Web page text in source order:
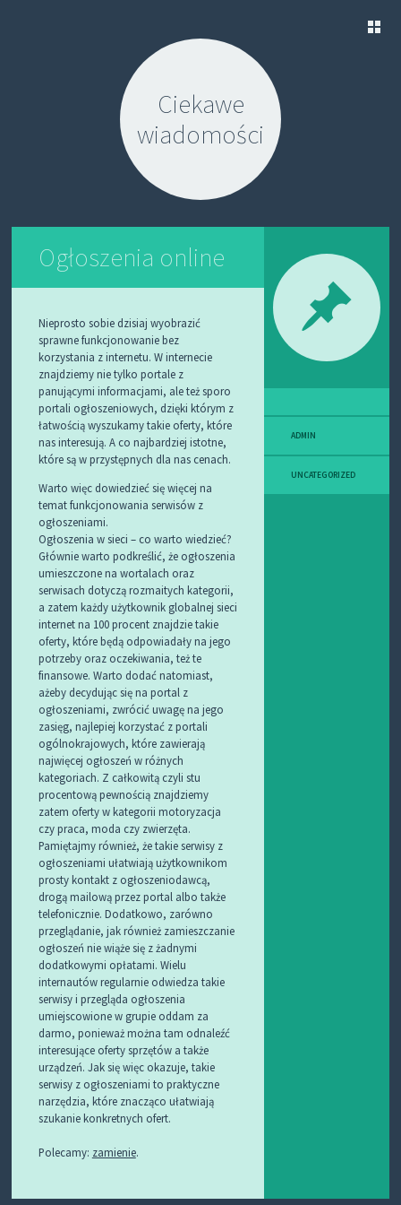
Ciekawe
wiadomości
Ogłoszenia online
Nieprosto sobie dzisiaj wyobrazić
sprawne funkcjonowanie bez
korzystania z internetu. W internecie
znajdziemy nie tylko portale z
panującymi informacjami, ale też sporo
portali ogłoszeniowych, dzięki którym z
łatwością wyszukamy takie oferty, które
nas interesują. A co najbardziej istotne,
które są w przystępnych dla nas cenach.
Warto więc dowiedzieć się więcej na
temat funkcjonowania serwisów z
ogłoszeniami.
Ogłoszenia w sieci – co warto wiedzieć?
Głównie warto podkreślić, że ogłoszenia
umieszczone na wortalach oraz
serwisach dotyczą rozmaitych kategorii,
a zatem każdy użytkownik globalnej sieci
internet na 100 procent znajdzie takie
oferty, które będą odpowiadały na jego
potrzeby oraz oczekiwania, też te
finansowe. Warto dodać natomiast,
ażeby decydując się na portal z
ogłoszeniami, zwrócić uwagę na jego
zasięg, najlepiej korzystać z portali
ogólnokrajowych, które zawierają
najwięcej ogłoszeń w różnych
kategoriach. Z całkowitą czyli stu
procentową pewnością znajdziemy
zatem oferty w kategorii motoryzacja
czy praca, moda czy zwierzęta.
Pamiętajmy również, że takie serwisy z
ogłoszeniami ułatwiają użytkownikom
prosty kontakt z ogłoszeniodawcą,
drogą mailową przez portal albo także
telefonicznie. Dodatkowo, zarówno
przeglądanie, jak również zamieszczanie
ogłoszeń nie wiąże się z żadnymi
dodatkowymi opłatami. Wielu
internautów regularnie odwiedza takie
serwisy i przegląda ogłoszenia
umiejscowione w grupie oddam za
darmo, ponieważ można tam odnaleźć
interesujące oferty sprzętów a także
urządzeń. Jak się więc okazuje, takie
serwisy z ogłoszeniami to praktyczne
narzędzia, które znacząco ułatwiają
szukanie konkretnych ofert.
Polecamy: zamienie.
ADMIN
UNCATEGORIZED